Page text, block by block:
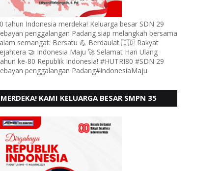
tahun Indonesia merdeka! Keluarga besar SDN 29
penggalangan Padang siap melangkah bersama
semangat: Bersatu 💪 Berdaulat 🇮🇩 Rakyat
🤝 Indonesia Maju 🚀 Selamat Hari Ulang
ke-80 Republik Indonesia! #HUTRI80 #SDN 29
penggalangan Padang#IndonesiaMaju
MERDEKA! KAMI KELUARGA BESAR SMPN 35